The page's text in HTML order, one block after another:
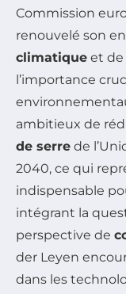
Commission
renouvelé son
climatique et de
l’importance
ambitieux de
de serre de
2040, ce qui
indispensable
intégrant la
perspective de
der Leyen
dans les